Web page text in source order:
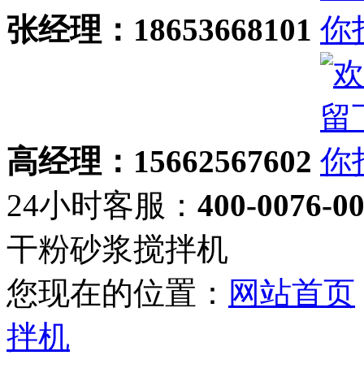
张经理：18653668101
高经理：15662567602
24小时客服： 400-0076-
干粉砂浆搅拌机
您现在的位置： 网站首页
拌机